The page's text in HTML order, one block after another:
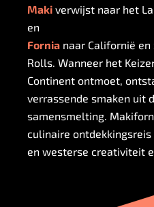
Maki verwijst naar het
en
Fornia naar Californië
Rolls. Wanneer het
Continent ontmoet,
verrassende smaken uit
samensmelting.
culinaire
en westerse creativiteit